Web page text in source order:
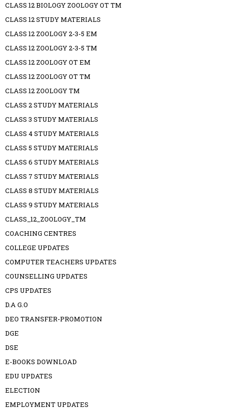
CLASS 12 BIOLOGY ZOOLOGY OT TM
CLASS 12 STUDY MATERIALS
CLASS 12 ZOOLOGY 2-3-5 EM
CLASS 12 ZOOLOGY 2-3-5 TM
CLASS 12 ZOOLOGY OT EM
CLASS 12 ZOOLOGY OT TM
CLASS 12 ZOOLOGY TM
CLASS 2 STUDY MATERIALS
CLASS 3 STUDY MATERIALS
CLASS 4 STUDY MATERIALS
CLASS 5 STUDY MATERIALS
CLASS 6 STUDY MATERIALS
CLASS 7 STUDY MATERIALS
CLASS 8 STUDY MATERIALS
CLASS 9 STUDY MATERIALS
CLASS_12_ZOOLOGY_TM
COACHING CENTRES
COLLEGE UPDATES
COMPUTER TEACHERS UPDATES
COUNSELLING UPDATES
CPS UPDATES
D.A G.O
DEO TRANSFER-PROMOTION
DGE
DSE
E-BOOKS DOWNLOAD
EDU UPDATES
ELECTION
EMPLOYMENT UPDATES